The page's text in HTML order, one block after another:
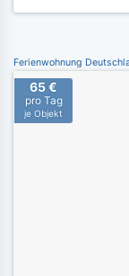
Ferienwohnung
65 €
pro Tag
je Objekt